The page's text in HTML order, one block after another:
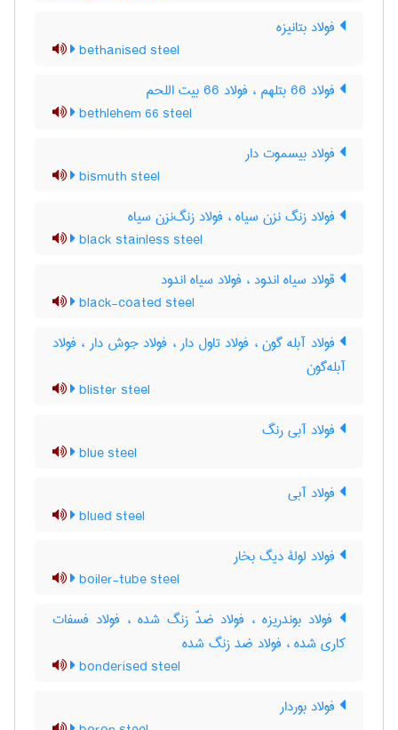
فولاد بتانیزه
bethanised steel
فولاد 66 بتلهم ، فولاد 66 بیت اللحم
bethlehem 66 steel
فولاد بیسموت دار
bismuth steel
فولاد زنگ نزن سیاه ، فولاد زنگ‌نزن سیاه
black stainless steel
قولاد سیاه اندود ، فولاد سیاه اندود
black-coated steel
فولاد آبله گون ، فولاد تاول دار ، فولاد جوش دار ، فولاد
آبله‌گون
blister steel
فولاد آبی رنگ
blue steel
فولاد آبی
blued steel
فولاد لولۀ دیگ بخار
boiler-tube steel
فولاد بوندریزه ، فولاد ضدّ زنگ شده ، فولاد فسفات
کاری شده ، فولاد ضد زنگ شده
bonderised steel
فولاد بوردار